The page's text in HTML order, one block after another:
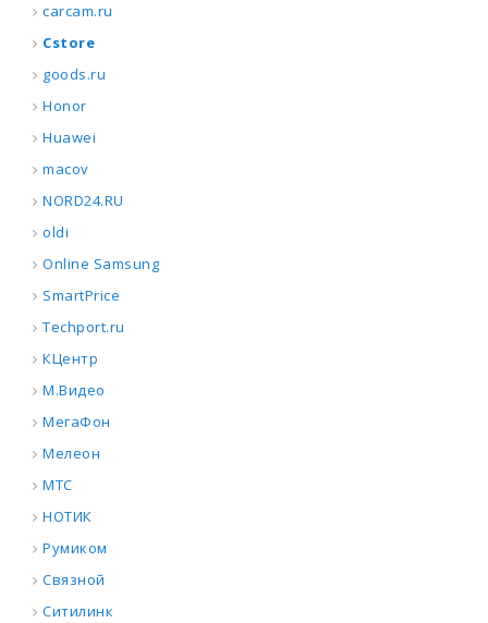
carcam.ru
Cstore
goods.ru
Honor
Huawei
macov
NORD24.RU
oldi
Online Samsung
SmartPrice
Techport.ru
КЦентр
М.Видео
МегаФон
Мелеон
МТС
НОТИК
Румиком
Связной
Ситилинк